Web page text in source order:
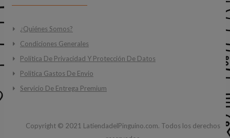
¿Quiénes Somos?
Condiciones Generales
Política De Privacidad Y Protección De Datos
Politica Gastos De Envio
Servicio De Entrega Premium
Copyright © 2021 LatiendadelPinguino.com. Todos los derechos